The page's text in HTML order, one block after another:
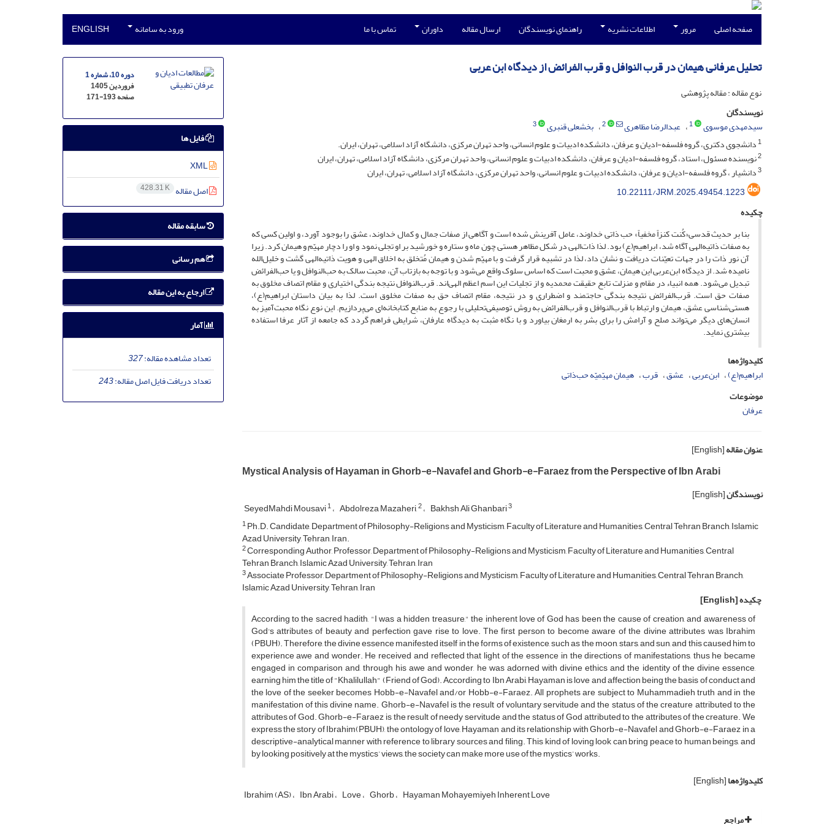
صفحه اصلی مرور اطلاعات نشریه راهنمای نویسندگان ارسال مقاله داوران تماس با ما ورود به سامانه ENGLISH
تحلیل عرفانی هیمان در قرب النوافل و قرب الفرائض از دیدگاه ابن عربی
نوع مقاله : مقاله پژوهشی
نویسندگان
سیدمهدی موسوی
1 عبدالرضا مظاهری 2 بخشعلی قنبری
3
1دانشجوی دکتری، گروه فلسفه-ادیان و عرفان، دانشکده ادبیات و علوم انسانی، واحد تهران مرکزی، دانشگاه آزاد اسلامی، تهران، ایران.
2نویسنده مسئول، استاد، گروه فلسفه-ادیان و عرفان، دانشکده ادبیات و علوم انسانی، واحد تهران مرکزی، دانشگاه آزاد اسلامی، تهران، ایران
3دانشیار ، گروه فلسفه-ادیان و عرفان، دانشکده ادبیات و علوم انسانی، واحد تهران مرکزی، دانشگاه آزاد اسلامی، تهران، ایران
10.22111/JRM.2025.49454.1223
چکیده
بنا‌ بر حدیث قدسی«کُنت کنزاً مخفیاً» حب ذاتی خداوند، عامل آفرینش شده است و آگاهی از صفات جمال و کمال خداوند، عشق را بوجود آورد، و اولین کسی که
به صفات ذاتیه‌الهی آگاه شد، ابراهیم(ع) بود. لذا ذات‌الهی در شکل مظاهر هستی چون ماه و ستاره و خورشید بر او تجلی نمود و او را دچار مهیّم و هیمان کرد. زیرا
آن نور ذات را در جهات تعیّنات دریافت و نشان داد، لذا در تشبیه قرار گرفت و با مهیّم شدن و هیمان مُتخلق به اخلاق الهی و هویت ذاتیه‌الهی گشت و خلیل‌الله
نامیده شد. از دیدگاه ابن‌عربی این هیمان، عشق و محبت است که اساس سلوک واقع می‌شود و با توجه به بازتاب آن، محبت سالک به حب‌النوافل و یا حب‌الفرائض
تبدیل می‌شود. همه ‌انبیاء در مقام و منزلت تابع حقیقت ‌محمدیه و از تجلیات این اسم اعظم ‌الهى‏‌اند. قرب‌النوافل نتیجه بندگی اختیاری و مقام اتصاف مخلوق به
صفات حق است. قرب‌الفرائض نتیجه بندگی حاجتمند و اضطراری و در نتیجه، مقام اتصاف حق به صفات مخلوق است. لذا به بیان‌ داستان ‌ابراهیم‌(ع)،
هستی‌‌شناسی عشق، هیمان و ارتباط با قرب‌‌النوافل و قرب‌‌الفرائض به روش توصیفی‌تحلیلی با رجوع به منابع کتابخانه‌ای می‌پردازیم. این نوع نگاه محبت‌آمیز به
انسان‌های دیگر می‌تواند صلح و آرامش را برای بشر به ارمغان بیاورد و با نگاه مثبت به دیدگاه عارفان، شرایطی فراهم گردد که جامعه از آثار عرفا استفاده
بیشتری نماید.
کلیدواژه‌ها
ابراهیم(ع) ابن‌عربی عشق قرب‌‌ هیمان مهیّمیّه حب‌ذاتی
موضوعات
عرفان
عنوان مقاله[English]
Mystical Analysis of Hayaman in Ghorb-e-Navafel and Ghorb-e-Faraez from the Perspective of Ibn Arabi
نویسندگان[English]
SeyedMahdi Mousavi1 Abdolreza Mazaheri,2 Bakhsh Ali Ghanbari3
1Ph.D. Candidate, Department of Philosophy-Religions and Mysticism, Faculty of Literature and Humanities, Central Tehran Branch, Islamic
Azad University, Tehran, Iran.
2Corresponding Author, Professor, Department of Philosophy-Religions and Mysticism, Faculty of Literature and Humanities, Central
Tehran Branch, Islamic Azad University, Tehran, Iran
3Associate Professor, Department of Philosophy-Religions and Mysticism, Faculty of Literature and Humanities, Central Tehran Branch,
Islamic Azad University, Tehran, Iran
چکیده[English]
According to the sacred hadith, "I was a hidden treasure," the inherent love of God has been the cause of creation, and awareness of
God's attributes of beauty and perfection gave rise to love. The first person to become aware of the divine attributes was Ibrahim
(PBUH). Therefore, the divine essence manifested itself in the forms of existence, such as the moon, stars, and sun, and this caused him to
experience awe and wonder. He received and reflected that light of the essence in the directions of manifestations, thus he became
engaged in comparison and, through his awe and wonder, he was adorned with divine ethics and the identity of the divine essence,
earning him the title of "Khalilullah" (Friend of God). According to Ibn Arabi, Hayaman is love and affection being the basis of conduct and
the love of the seeker becomes Hobb-e-Navafel and/or Hobb-e-Faraez. All prophets are subject to Muhammadieh truth and in the
manifestation of this divine name. Ghorb-e-Navafel is the result of voluntary servitude and the status of the creature attributed to the
attributes of God. Ghorb-e-Faraez is the result of needy servitude and the status of God attributed to the attributes of the creature. We
express the story of Ibrahim(PBUH), the ontology of love, Hayaman and its relationship with Ghorb-e-Navafel and Ghorb-e-Faraez in a
descriptive-analytical manner with reference to library sources and filing. This kind of loving look can bring peace to human beings, and
by looking positively at the mystics’ views, the society can make more use of the mystics’ works.
کلیدواژه‌ها[English]
Ibrahim (AS) Ibn Arabi Love Ghorb Hayaman Mohayemiyeh Inherent Love
مراجع
دوره 10، شماره 1
فروردین 1405
صفحه171-193
فایل ها
XML
اصل مقاله 428.31 K
سابقه مقاله
هم رسانی
ارجاع به این مقاله
آمار
تعداد مشاهده مقاله:327
تعداد دریافت فایل اصل مقاله:243